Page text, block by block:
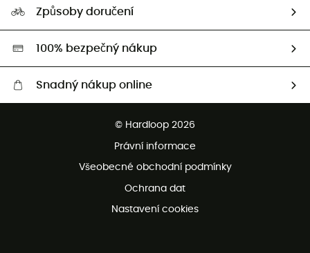
Naši Ambasadoři
HardGreen
Způsoby doručení
100% bezpečný nákup
Snadný nákup online
Bezplatná zákaznická služba
© Hardloop 2026
Právní informace
Všeobecné obchodní podmínky
Ochrana dat
Nastavení cookies